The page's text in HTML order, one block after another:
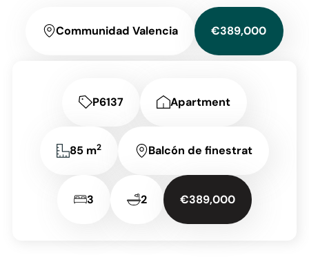
Communidad Valencia €389,000
P6137 Apartment
85 m2 Balcón de finestrat
3 2 €389,000